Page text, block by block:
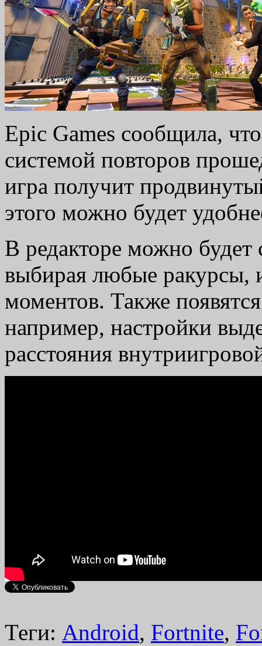
Epic Games сообщила,
системой повторов
игра получит
этого можно будет
В редакторе можно будет
выбирая любые ракурсы,
моментов. Также
например, настройки
расстояния
Теги: Android, Fortnite,